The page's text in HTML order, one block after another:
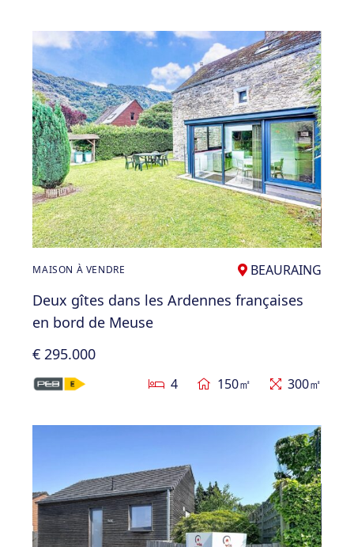
MAISON À VENDRE BEAURAING
Deux gîtes dans les Ardennes françaises
en bord de Meuse
€ 295.000
4 150㎡ 300㎡